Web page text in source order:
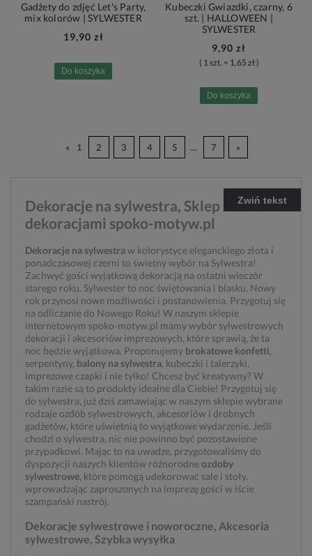
Gadżety do zdjęć Let's Party,
mix kolorów | SYLWESTER
19,90 zł
Do koszyka
Kubeczki Gwiazdki, czarny, 6
szt. | HALLOWEEN |
SYLWESTER
9,90 zł
( 1 szt. = 1,65 zł )
Do koszyka
« 1 2 3 4 5 ... 7 »
Zwiń tekst
Dekoracje na sylwestra, Sklep z
dekoracjami spoko-motyw.pl
Dekoracje na sylwestraw kolorystyce eleganckiego złota i
ponadczasowej czerni to świetny wybór na Sylwestra!
Zachwyć gości wyjątkową dekoracją na ostatni wieczór
starego roku. Sylwester to noc świętowania i blasku. Nowy
rok przynosi nowe możliwości i postanowienia. Przygotuj się
na odliczanie do Nowego Roku! W naszym sklepie
internetowym spoko-motyw.pl mamy wybór sylwestrowych
dekoracji i akcesoriów imprezowych, które sprawią, że ta
noc będzie wyjątkowa. Proponujemy brokatowe konfetti,
serpentyny, balony na sylwestra, kubeczki i talerzyki,
imprezowe czapki i nie tylko! Chcesz być kreatywny? W
takim razie są to produkty idealne dla Ciebie! Przygotuj się
do sylwestra, już dziś zamawiając w naszym sklepie wybrane
rodzaje ozdób sylwestrowych, akcesoriów i drobnych
gadżetów, które uświetnią to wyjątkowe wydarzenie. Jeśli
chodzi o sylwestra, nic nie powinno być pozostawione
przypadkowi. Mając to na uwadze, przygotowaliśmy do
dyspozycji naszych klientów różnorodneozdoby
sylwestrowe, które pomogą udekorować sale i stoły,
wprowadzając zaproszonych na imprezę gości w iście
szampański nastrój.
Dekoracje sylwestrowe i noworoczne, Akcesoria
sylwestrowe, Szybka wysyłka